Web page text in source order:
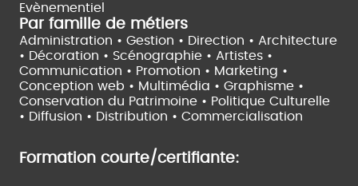
Evènementiel
Par famille de métiers
Administration • Gestion • Direction • Architecture
• Décoration • Scénographie • Artistes •
Communication • Promotion • Marketing •
Conception web • Multimédia • Graphisme •
Conservation du Patrimoine • Politique Culturelle
• Diffusion • Distribution • Commercialisation
Formation courte/certifiante: